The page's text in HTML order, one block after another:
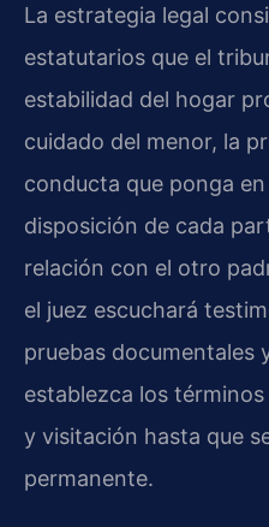
La estrategia legal
estatutarios que el
estabilidad del hogar
cuidado del menor, la
conducta que ponga
disposición de cada
relación con el otro
el juez escuchará
pruebas documentales
establezca los
y visitación hasta que
permanente.